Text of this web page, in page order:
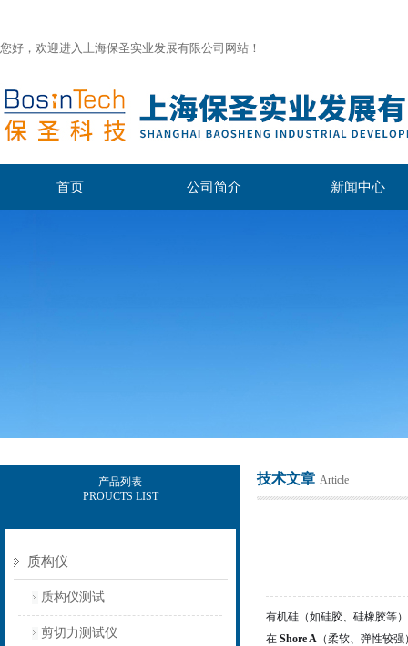
您好，欢迎进入上海保圣实业发展有限公司网站！
首页 公司简介 新闻中心
产品列表
PROUCTS LIST
质构仪
质构仪测试
剪切力测试仪
技术文章 Article
有机硅（如硅胶、硅橡胶等
在 Shore A （柔软、弹性较